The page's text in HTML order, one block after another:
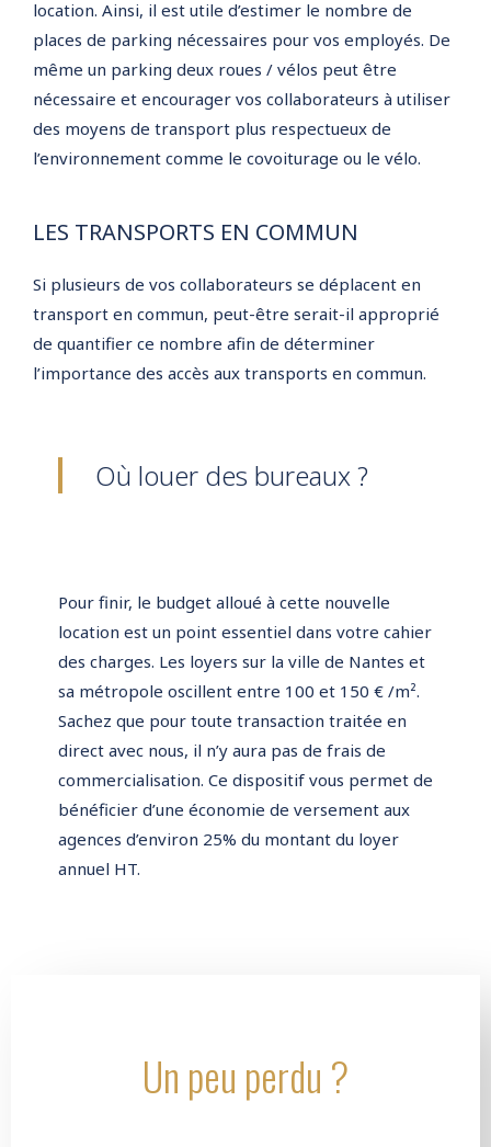
location. Ainsi, il est utile d’estimer le nombre de
places de parking nécessaires pour vos employés. De
même un parking deux roues / vélos peut être
nécessaire et encourager vos collaborateurs à utiliser
des moyens de transport plus respectueux de
l’environnement comme le covoiturage ou le vélo.
LES TRANSPORTS EN COMMUN
Si plusieurs de vos collaborateurs se déplacent en
transport en commun, peut-être serait-il approprié
de quantifier ce nombre afin de déterminer
l’importance des accès aux transports en commun.
Où louer des bureaux ?
Pour finir, le budget alloué à cette nouvelle
location est un point essentiel dans votre cahier
des charges. Les loyers sur la ville de Nantes et
sa métropole oscillent entre 100 et 150 € /m².
Sachez que pour toute transaction traitée en
direct avec nous, il n’y aura pas de frais de
commercialisation. Ce dispositif vous permet de
bénéficier d’une économie de versement aux
agences d’environ 25% du montant du loyer
annuel HT.
Un peu perdu ?